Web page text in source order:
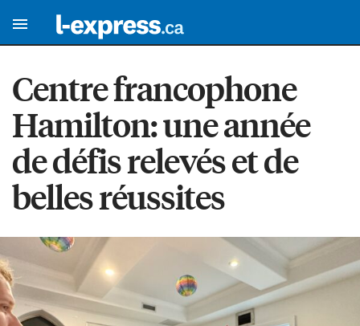
Centre francophone
Hamilton: une année
de défis relevés et de
belles réussites